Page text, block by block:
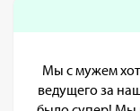
Мы с мужем
ведущего за